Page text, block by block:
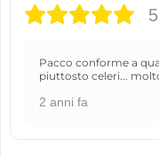
Pacco conforme a
piuttosto celeri...
2 anni fa